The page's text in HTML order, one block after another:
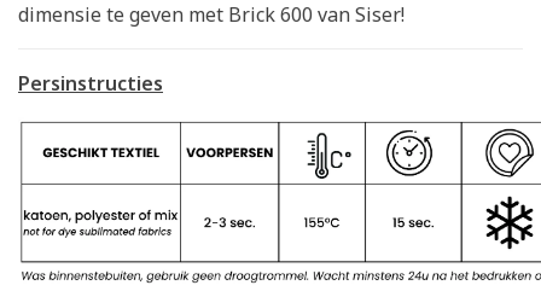
dimensie te geven met Brick 600 van Siser!
Persinstructies